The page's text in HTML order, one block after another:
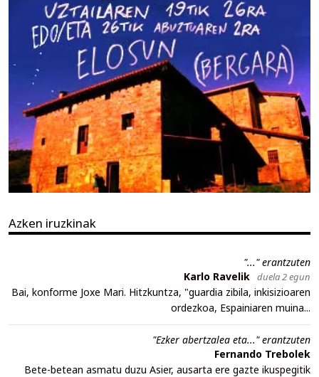
Azken iruzkinak
"..." erantzuten
Karlo Ravelik duela 2 egun
Bai, konforme Joxe Mari. Hitzkuntza, "guardia zibila, inkisizioaren
ordezkoa, Espainiaren muina...
"Ezker abertzalea eta..." erantzuten
Fernando Trebolek
Bete-betean asmatu duzu Asier, ausarta ere gazte ikuspegitik